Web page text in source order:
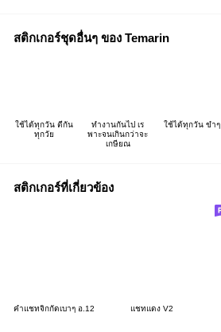
สติกเกอร์ชุดอื่นๆ ของ Temarin
ใช้ได้ทุกวัน ตีกัน
ทุกวัย
ทำงานกันไป เร
พาะจนเกินกว่าจะ
เกษียณ
ใช้ได้ทุกวัน ขำๆ
สติกเกอร์ที่เกี่ยวข้อง
คำแชทจิกกัดเบาๆ อ.12 แชทแดง V2